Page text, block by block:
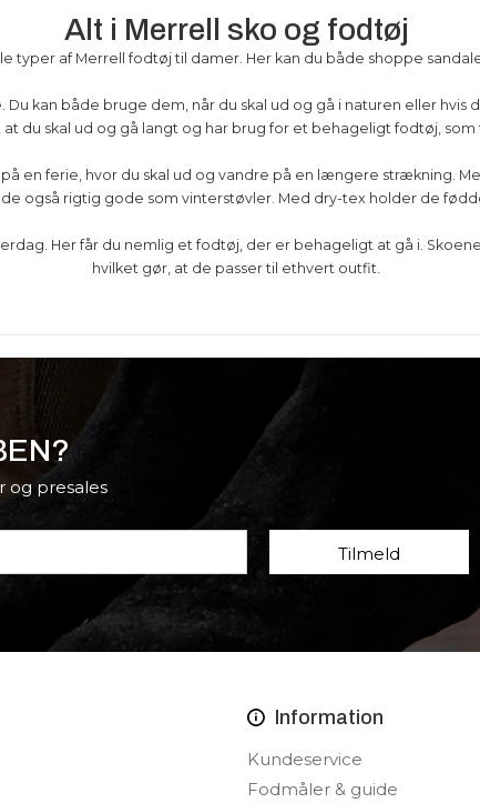
Alt i Merrell sko og fodtøj
typer af Merrell fodtøj til damer. Her kan du både shoppe
kan både bruge dem, når du skal ud og gå i naturen eller
du skal ud og gå langt og har brug for et behageligt fodtøj,
en ferie, hvor du skal ud og vandre på en længere strækning.
også rigtig gode som vinterstøvler. Med dry-tex holder de
Her får du nemlig et fodtøj, der er behageligt at gå i.
hvilket gør, at de passer til ethvert outfit.
og presales
Information
Kundeservice
Fodmåler & guide